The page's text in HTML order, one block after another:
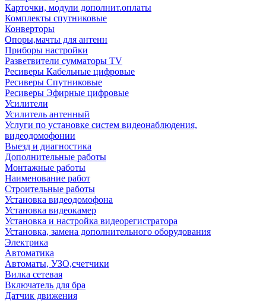
Карточки, модули дополнит.оплаты
Комплекты спутниковые
Конверторы
Опоры,мачты для антенн
Приборы настройки
Разветвители сумматоры TV
Ресиверы Кабельные цифровые
Ресиверы Спутниковые
Ресиверы Эфирные цифровые
Усилители
Усилитель антенный
Услуги по установке систем видеонаблюдения,
видеодомофонии
Выезд и диагностика
Дополнительные работы
Монтажные работы
Наименование работ
Строительные работы
Установка видеодомофона
Установка видеокамер
Установка и настройка видеорегистратора
Установка, замена дополнительного оборудования
Электрика
Автоматика
Автоматы, УЗО,счетчики
Вилка сетевая
Включатель для бра
Датчик движения